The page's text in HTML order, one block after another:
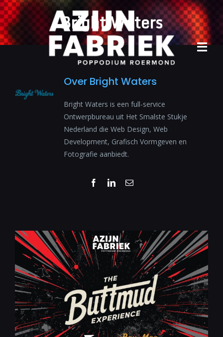
Ga
naar
inhoud
Bright Waters
Over Bright Waters
Bright Waters is een full-service
Ontwerpbureau uit Het Smalste Stukje
Nederland die Web Design, Web
Development, Grafisch Vormgeven en
Fotografie aanbiedt.
FacebookLinkedIn
E-